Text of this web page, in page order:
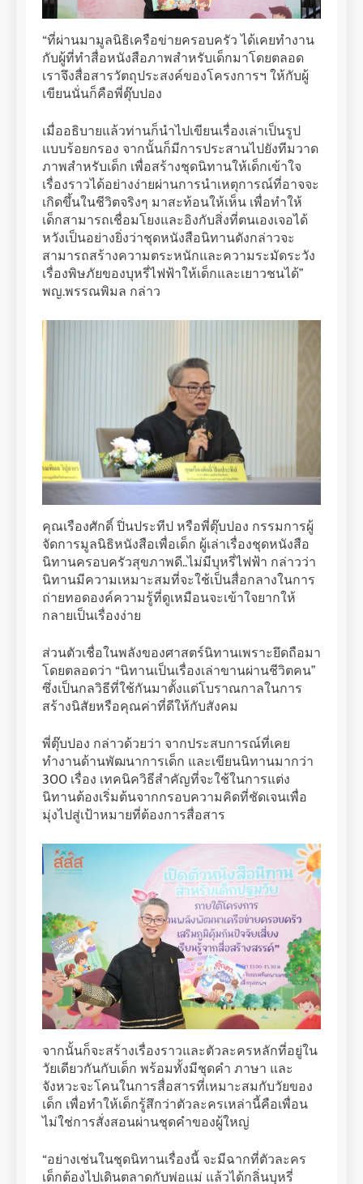
“ที่ผ่านมามูลนิธิเครือข่ายครอบครัว ได้เคยทำงาน
กับผู้ที่ทำสื่อหนังสือภาพสำหรับเด็กมาโดยตลอด
เราจึงสื่อสารวัตถุประสงค์ของโครงการฯ ให้กับผู้
เขียนนั่นก็คือพี่ตุ๊บปอง
เมื่ออธิบายแล้วท่านก็นำไปเขียนเรื่องเล่าเป็นรูป
แบบร้อยกรอง จากนั้นก็มีการประสานไปยังทีมวาด
ภาพสำหรับเด็ก เพื่อสร้างชุดนิทานให้เด็กเข้าใจ
เรื่องราวได้อย่างง่ายผ่านการนำเหตุการณ์ที่อาจจะ
เกิดขึ้นในชีวิตจริงๆ มาสะท้อนให้เห็น เพื่อทำให้
เด็กสามารถเชื่อมโยงและอิงกับสิ่งที่ตนเองเจอได้
หวังเป็นอย่างยิ่งว่าชุดหนังสือนิทานดังกล่าวจะ
สามารถสร้างความตระหนักและความระมัดระวัง
เรื่องพิษภัยของบุหรี่ไฟฟ้าให้เด็กและเยาวชนได้”
พญ.พรรณพิมล กล่าว
คุณเรืองศักดิ์ ปิ่นประทีป หรือพี่ตุ๊บปอง กรรมการผู้
จัดการมูลนิธิหนังสือเพื่อเด็ก ผู้เล่าเรื่องชุดหนังสือ
นิทานครอบครัวสุขภาพดี..ไม่มีบุหรี่ไฟฟ้า กล่าวว่า
นิทานมีความเหมาะสมที่จะใช้เป็นสื่อกลางในการ
ถ่ายทอดองค์ความรู้ที่ดูเหมือนจะเข้าใจยากให้
กลายเป็นเรื่องง่าย
ส่วนตัวเชื่อในพลังของศาสตร์นิทานเพราะยึดถือมา
โดยตลอดว่า “นิทานเป็นเรื่องเล่าขานผ่านชีวิตคน”
ซึ่งเป็นกลวิธีที่ใช้กันมาตั้งแต่โบราณกาลในการ
สร้างนิสัยหรือคุณค่าที่ดีให้กับสังคม
พี่ตุ๊บปอง กล่าวด้วยว่า จากประสบการณ์ที่เคย
ทำงานด้านพัฒนาการเด็ก และเขียนนิทานมากว่า
300 เรื่อง เทคนิควิธีสำคัญที่จะใช้ในการแต่ง
นิทานต้องเริ่มต้นจากกรอบความคิดที่ชัดเจนเพื่อ
มุ่งไปสู่เป้าหมายที่ต้องการสื่อสาร
จากนั้นก็จะสร้างเรื่องราวและตัวละครหลักที่อยู่ใน
วัยเดียวกันกับเด็ก พร้อมทั้งมีชุดคำ ภาษา และ
จังหวะจะโคนในการสื่อสารที่เหมาะสมกับวัยของ
เด็ก เพื่อทำให้เด็กรู้สึกว่าตัวละครเหล่านี้คือเพื่อน
ไม่ใช่การสั่งสอนผ่านชุดคำของผู้ใหญ่
“อย่างเช่นในชุดนิทานเรื่องนี้ จะมีฉากที่ตัวละคร
เด็กต้องไปเดินตลาดกับพ่อแม่ แล้วได้กลิ่นบุหรี่